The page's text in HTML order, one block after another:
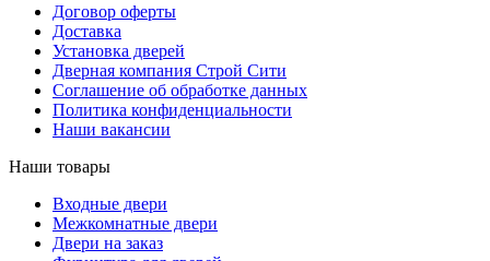
Договор оферты
Доставка
Установка дверей
Дверная компания Строй Сити
Соглашение об обработке данных
Политика конфиденциальности
Наши вакансии
Наши товары
Входные двери
Межкомнатные двери
Двери на заказ